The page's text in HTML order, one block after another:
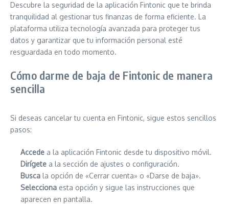
Descubre la seguridad de la aplicación Fintonic que te brinda
tranquilidad al gestionar tus finanzas de forma eficiente. La
plataforma utiliza tecnología avanzada para proteger tus
datos y garantizar que tu información personal esté
resguardada en todo momento.
Cómo darme de baja de Fintonic de manera
sencilla
Si deseas cancelar tu cuenta en Fintonic, sigue estos sencillos
pasos:
Accede a la aplicación Fintonic desde tu dispositivo móvil.
Dirígete a la sección de ajustes o configuración.
Busca la opción de «Cerrar cuenta» o «Darse de baja».
Selecciona esta opción y sigue las instrucciones que
aparecen en pantalla.